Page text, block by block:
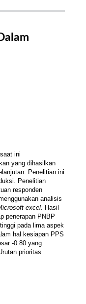
ini
yang dihasilkan
Penelitian ini
Penelitian
responden
analisis
excel. Hasil
penerapan PNBP
pada lima aspek
hal kesiapan PPS
-0.80 yang
prioritas